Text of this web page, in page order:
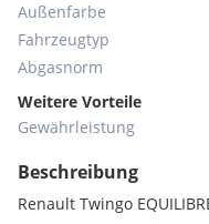
Außenfarbe
Fahrzeugtyp
Abgasnorm
Weitere Vorteile
Gewährleistung
Beschreibung
Renault Twingo